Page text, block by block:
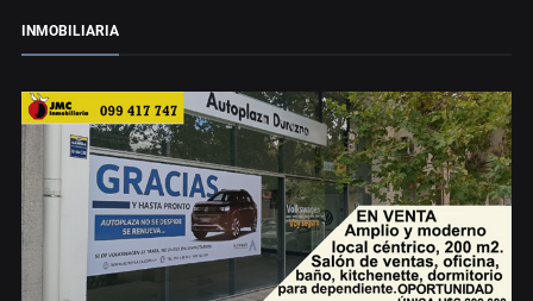
INMOBILIARIA